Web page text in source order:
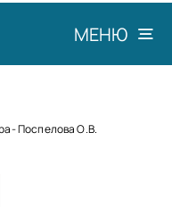
МЕНЮ
Поспелова О.В.